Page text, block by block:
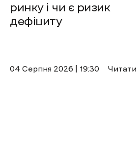
ринку і чи є ризик
дефіциту
04 Cерпня 2026 | 19:30 Читати